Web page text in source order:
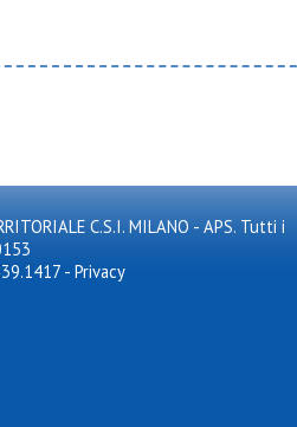
C.S.I. MILANO - APS. Tutti i
- Privacy